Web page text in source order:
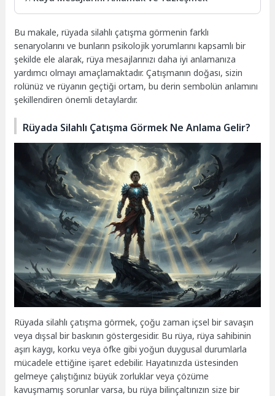
Bu makale, rüyada silahlı çatışma görmenin farklı
senaryolarını ve bunların psikolojik yorumlarını kapsamlı bir
şekilde ele alarak, rüya mesajlarınızı daha iyi anlamanıza
yardımcı olmayı amaçlamaktadır. Çatışmanın doğası, sizin
rolünüz ve rüyanın geçtiği ortam, bu derin sembolün anlamını
şekillendiren önemli detaylardır.
Rüyada Silahlı Çatışma Görmek Ne Anlama Gelir?
Rüyada silahlı çatışma görmek, çoğu zaman içsel bir savaşın
veya dışsal bir baskının göstergesidir. Bu rüya, rüya sahibinin
aşırı kaygı, korku veya öfke gibi yoğun duygusal durumlarla
mücadele ettiğine işaret edebilir. Hayatınızda üstesinden
gelmeye çalıştığınız büyük zorluklar veya çözüme
kavuşmamış sorunlar varsa, bu rüya bilinçaltınızın size bir